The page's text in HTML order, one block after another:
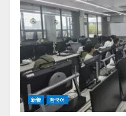
新着 한국어